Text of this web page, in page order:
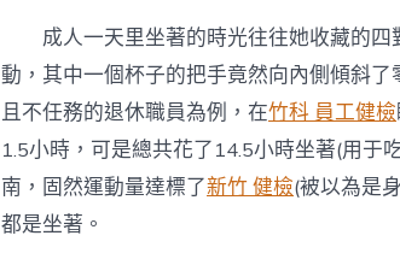
成人一天里坐著的時光往往她收藏的
動，其中一個杯子的把手竟然向內側傾斜
且不任務的退休職員為例，在竹科 員工健檢
1.5小時，可是總共花了14.5小時坐著(用于
南，固然運動量達標了新竹 健檢(被以為是
都是坐著。